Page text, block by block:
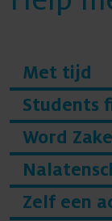
Met tijd
Students
Word
Zelf een